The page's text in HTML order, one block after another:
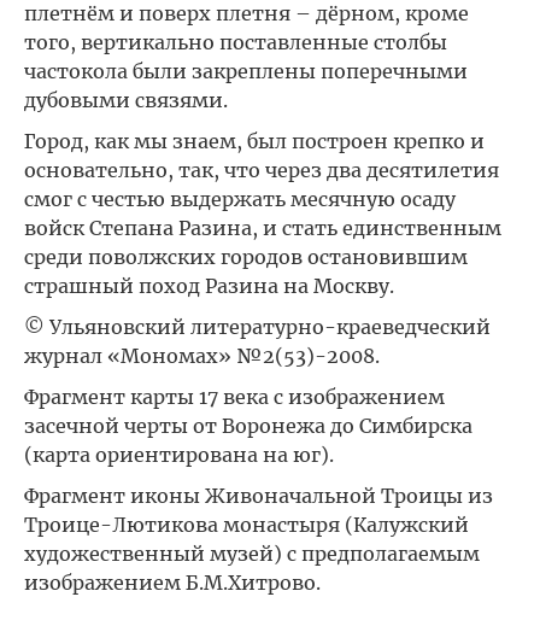
плетнём и поверх плетня – дёрном, кроме
того, вертикально поставленные столбы
частокола были закреплены поперечными
дубовыми связями.
Город, как мы знаем, был построен крепко и
основательно, так, что через два десятилетия
смог с честью выдержать месячную осаду
войск Степана Разина, и стать единственным
среди поволжских городов остановившим
страшный поход Разина на Москву.
© Ульяновский литературно-краеведческий
журнал «Мономах» №2(53)-2008.
Фрагмент карты 17 века с изображением
засечной черты от Воронежа до Симбирска
(карта ориентирована на юг).
Фрагмент иконы Живоначальной Троицы из
Троице-Лютикова монастыря (Калужский
художественный музей) с предполагаемым
изображением Б.М.Хитрово.